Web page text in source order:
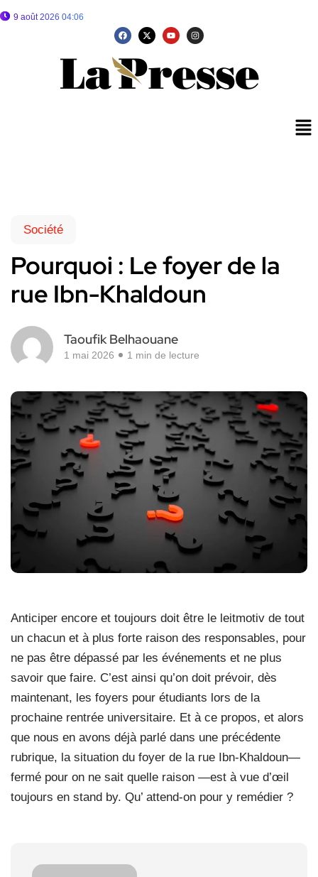
9 août 2026 04:06
Société
Pourquoi : Le foyer de la
rue Ibn-Khaldoun
Taoufik Belhaouane
1 mai 2026 1 min de lecture
Anticiper encore et toujours doit être le leitmotiv de tout
un chacun et à plus forte raison des responsables, pour
ne pas être dépassé par les événements et ne plus
savoir que faire. C’est ainsi qu’on doit prévoir, dès
maintenant, les foyers pour étudiants lors de la
prochaine rentrée universitaire. Et à ce propos, et alors
que nous en avons déjà parlé dans une précédente
rubrique, la situation du foyer de la rue Ibn-Khaldoun—
fermé pour on ne sait quelle raison —est à vue d’œil
toujours en stand by. Qu’ attend-on pour y remédier ?